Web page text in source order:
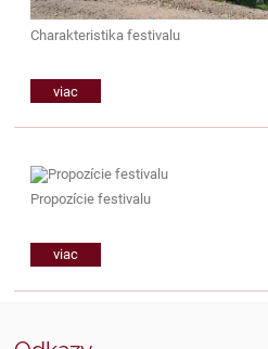
Charakteristika festivalu
viac
Propozície festivalu
viac